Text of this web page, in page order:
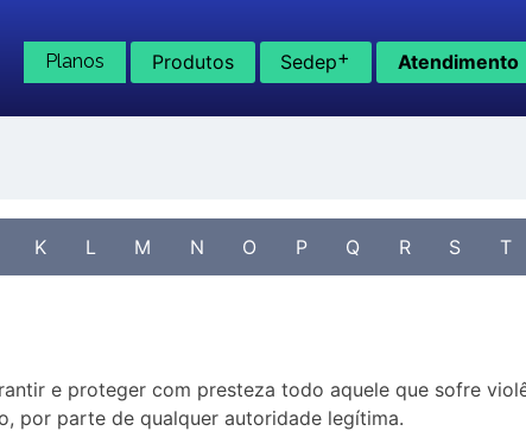
Planos Produtos Sedep+ Atendimento
K L M N O P Q R S T
e proteger com presteza todo aquele que sofre
por parte de qualquer autoridade legítima.